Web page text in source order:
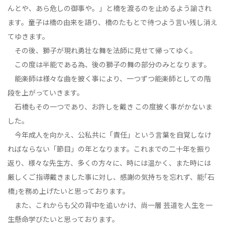
んとや、あら危しの御事や。」と橋を渡るのを止めるよう諭され
ます。童子は橋の由来を語り、橋のたもとで待つよう言い残し消え
てゆきます。
その後、獅子が現れ勇壮な舞を法師に見せて帰ってゆく。
この度は半能である為、後の獅子の舞の部分のみとなります。
能楽師は様々な曲を披く事により、一つずつ能楽師としての階
段を上がっていきます。
石橋もその一つであり、お許しを戴き この度披く事がかないま
した。
今年成人を向かえ、公私共に「責任」という言葉を自覚しなけ
ればならない「節目」の年となります。これまでの二十年を振り
返り、様々な先生方、多くの方々に、時には温かく、また時には
厳しくご指導戴きました事に対し、感謝の気持ちを忘れず、能｢石
橋｣を務め上げたいと思っております。
また、これからも父の背中を追いかけ、尚一層 芸道を人生を一
生懸命学びたいと思っております。